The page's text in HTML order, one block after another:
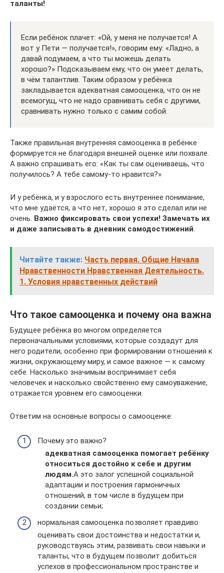
таланты!
Если ребёнок плачет: «Ой, у меня не получается! А
вот у Пети — получается!», говорим ему: «Ладно, а
давай подумаем, а что ты можешь делать
хорошо?» Подсказываем ему, что он умеет делать,
в чём талантлив. Таким образом у ребёнка
закладывается адекватная самооценка, что он не
всемогущ, что не надо сравнивать себя с другими,
сравнивать нужно только с самим собой.
Также правильная внутренняя самооценка в ребёнке
формируется не благодаря внешней оценке или похвале.
А важно спрашивать его: «Как ты сам оцениваешь, что
получилось? А тебе самому-то нравится?»
И у ребёнка, и у взрослого есть внутреннее понимание,
что мне удаётся, а что нет, хорошо я это сделал или не
очень. Важно фиксировать свои успехи! Замечать их
и даже записывать в дневник самодостижений.
Читайте также: Часть первая. Общие Начала
Нравственности Нравственная Деятельность.
1. Условия нравственных действий
Что такое самооценка и почему она важна
Будущее ребёнка во многом определяется
первоначальными условиями, которые создадут для
него родители, особенно при формировании отношения к
жизни, окружающему миру, и самое важное — к самому
себе. Насколько значимым воспринимает себя
человечек и насколько свойственно ему самоуважение,
отражается уровнем его самооценки.
Ответим на основные вопросы о самооценке:
Почему это важно?
адекватная самооценка помогает ребёнку
относиться достойно к себе и другим
людям.А это залог успешной социальной
адаптации и построения гармоничных
отношений, в том числе в будущем при
создании семьи;
нормальная самооценка позволяет правдиво
оценивать свои достоинства и недостатки и,
руководствуясь этим, развивать свои навыки и
таланты, что в будущем позволит добиться
успехов в профессиональном пространстве и